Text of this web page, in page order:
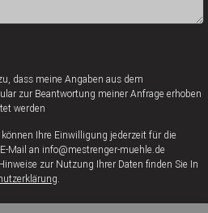
dass meine Angaben aus dem
zur Beantwortung meiner Anfrage erhoben
werden
Ihre Einwilligung jederzeit für die
Mail an info@mestrenger-muehle.de
zur Nutzung Ihrer Daten finden Sie In